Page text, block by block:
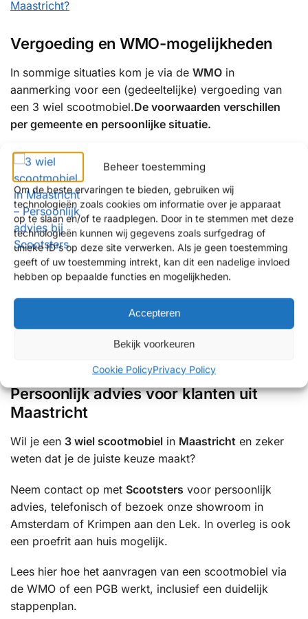
Beheer toestemming
Om de beste ervaringen te bieden, gebruiken wij
technologieën zoals cookies om informatie over je apparaat
op te slaan en/of te raadplegen. Door in te stemmen met deze
technologieën kunnen wij gegevens zoals surfgedrag of
unieke ID's op deze site verwerken. Als je geen toestemming
geeft of uw toestemming intrekt, kan dit een nadelige invloed
hebben op bepaalde functies en mogelijkheden.
Accepteren
Bekijk voorkeuren
Cookie PolicyPrivacy Policy
Maastricht?
Vergoeding en WMO-mogelijkheden
In sommige situaties kom je via de WMO in
aanmerking voor een (gedeeltelijke) vergoeding van
een 3 wiel scootmobiel.De voorwaarden verschillen
per gemeente en persoonlijke situatie.
Wij informeren je graag over:
de mogelijkheden binnen de WMO
een eventuele eigen bijdrage
alternatieven als je aanvraag wordt afgewezen
Waarom kiezen klanten uit Maastricht
voor Scootsters?
✔ Persoonlijk en eerlijk advies
✔ Showrooms met uitgebreide proefritmogelijkheden
✔ Uitgebreide ervaring met mobiliteitsoplossingen
Persoonlijk advies voor klanten uit
Maastricht
Wil je een 3 wiel scootmobiel in Maastricht en zeker
weten dat je de juiste keuze maakt?
Neem contact op met Scootsters voor persoonlijk
advies, telefonisch of bezoek onze showroom in
Amsterdam of Krimpen aan den Lek. In overleg is ook
een proefrit aan huis mogelijk.
Lees hier hoe het aanvragen van een scootmobiel via
de WMO of een PGB werkt, inclusief een duidelijk
stappenplan.